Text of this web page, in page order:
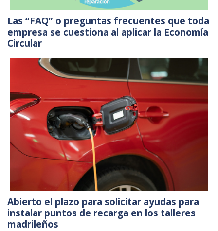
Las “FAQ” o preguntas frecuentes que toda
empresa se cuestiona al aplicar la Economía
Circular
Abierto el plazo para solicitar ayudas para
instalar puntos de recarga en los talleres
madrileños